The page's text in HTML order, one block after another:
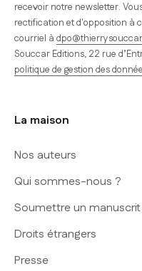
recevoir notre newsletter.
rectification et d'opposition à
courriel à
Souccar Editions, 22 rue
politique de gestion des
La maison
Nos auteurs
Qui sommes-nous ?
Soumettre un manuscrit
Droits étrangers
Presse